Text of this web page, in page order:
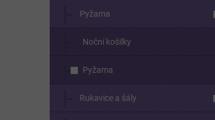
Pyžama
Noční košilky
Pyžama
Rukavice a šály